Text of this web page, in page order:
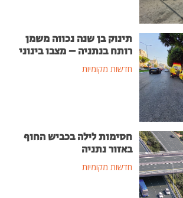
תינוק בן שנה נכווה משמן
רותח בנתניה – מצבו בינוני
חדשות מקומיות
חסימות לילה בכביש החוף
באזור נתניה
חדשות מקומיות